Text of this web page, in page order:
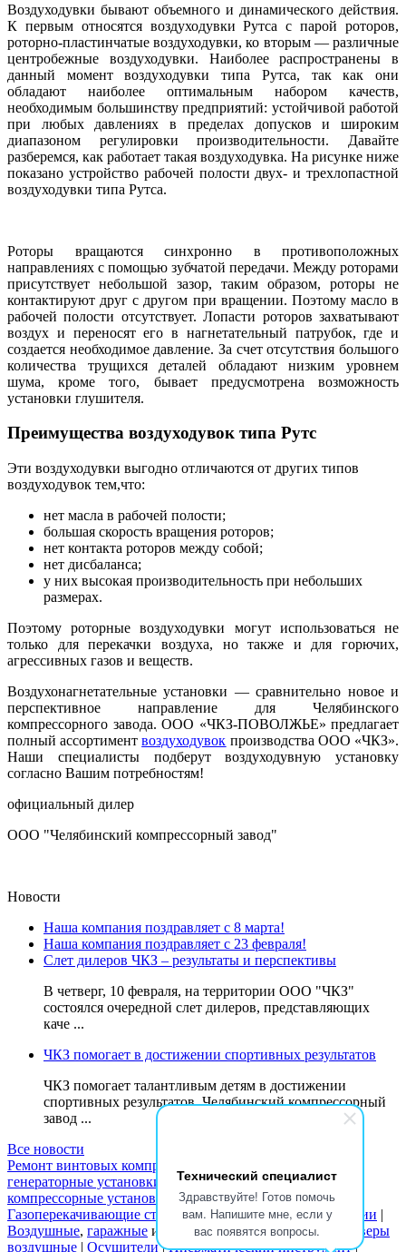
Технический специалист
Здравствуйте! Готов помочь
вам. Напишите мне, если у
вас появятся вопросы.
Воздуходувки бывают объемного и динамического действия.
К первым относятся воздуходувки Рутса с парой роторов,
роторно-пластинчатые воздуходувки, ко вторым — различные
центробежные воздуходувки. Наиболее распространены в
данный момент воздуходувки типа Рутса, так как они
обладают наиболее оптимальным набором качеств,
необходимым большинству предприятий: устойчивой работой
при любых давлениях в пределах допусков и широким
диапазоном регулировки производительности. Давайте
разберемся, как работает такая воздуходувка. На рисунке ниже
показано устройство рабочей полости двух- и трехлопастной
воздуходувки типа Рутса.
Роторы вращаются синхронно в противоположных
направлениях с помощью зубчатой передачи. Между роторами
присутствует небольшой зазор, таким образом, роторы не
контактируют друг с другом при вращении. Поэтому масло в
рабочей полости отсутствует. Лопасти роторов захватывают
воздух и переносят его в нагнетательный патрубок, где и
создается необходимое давление. За счет отсутствия большого
количества трущихся деталей обладают низким уровнем
шума, кроме того, бывает предусмотрена возможность
установки глушителя.
Преимущества воздуходувок типа Рутс
Эти воздуходувки выгодно отличаются от других типов
воздуходувок тем,что:
нет масла в рабочей полости;
большая скорость вращения роторов;
нет контакта роторов между собой;
нет дисбаланса;
у них высокая производительность при небольших
размерах.
Поэтому роторные воздуходувки могут использоваться не
только для перекачки воздуха, но также и для горючих,
агрессивных газов и веществ.
Воздухонагнетательные установки — сравнительно новое и
перспективное направление для Челябинского
компрессорного завода. ООО «ЧКЗ-ПОВОЛЖЬЕ» предлагает
полный ассортиментвоздуходувок производства ООО «ЧКЗ».
Наши специалисты подберут воздуходувную установку
согласно Вашим потребностям!
официальный дилер
ООО "Челябинский компрессорный завод"
Новости
Наша компания поздравляет с 8 марта!
Наша компания поздравляет с 23 февраля!
Слет дилеров ЧКЗ – результаты и перспективы
В четверг, 10 февраля, на территории ООО "ЧКЗ"
состоялся очередной слет дилеров, представляющих
каче ...
ЧКЗ помогает в достижении спортивных результатов
ЧКЗ помогает талантливым детям в достижении
спортивных результатов. Челябинский компрессорный
завод ...
Все новости
Ремонт винтовых компрессоров
генераторные установки
Где купить компрессорыи
компрессорные установки
|Воздуходувки
Газоперекачивающие станции| Дизельные электростанции |
Воздушные, гаражные и поршневые компрессоры
Ресиверы
воздушные | Осушители|Пневматический инструмент|